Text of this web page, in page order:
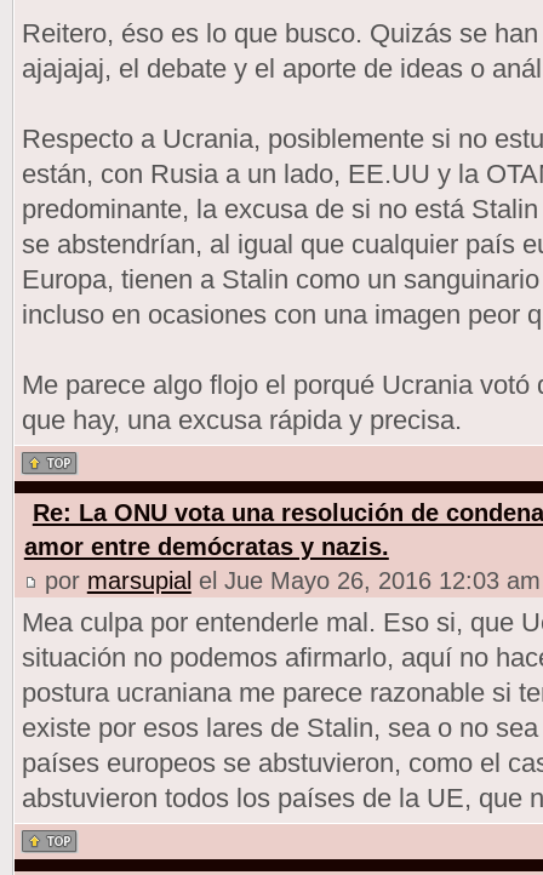
Reitero, éso es lo que busco. Quizás se
ajajajaj, el debate y el aporte de ideas o
Respecto a Ucrania, posiblemente si no
están, con Rusia a un lado, EE.UU y la
predominante, la excusa de si no está
se abstendrían, al igual que cualquier país
Europa, tienen a Stalin como un
incluso en ocasiones con una imagen peor
Me parece algo flojo el porqué Ucrania
que hay, una excusa rápida y precisa.
Re: La ONU vota una resolución de
amor entre demócratas y nazis.
por marsupialel Jue Mayo 26, 2016 12:03 am
Mea culpa por entenderle mal. Eso si, que
situación no podemos afirmarlo, aquí no
postura ucraniana me parece razonable si
existe por esos lares de Stalin, sea o no
países europeos se abstuvieron, como el
abstuvieron todos los países de la UE, que